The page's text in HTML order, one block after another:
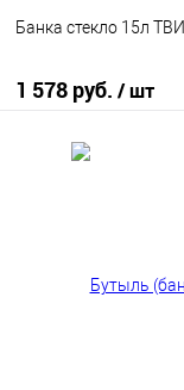
Банка стекло 15л
1 578 руб. / шт